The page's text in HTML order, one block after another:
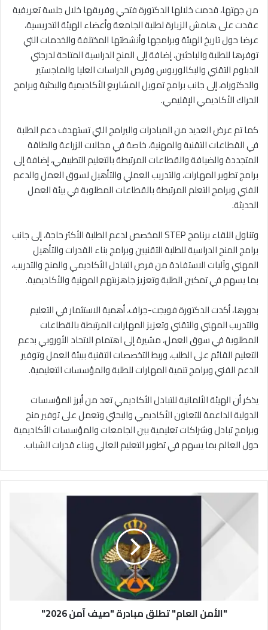
من جهتها، قدمت خلالها الدكتورة فتحي وفريقها خلال جلسة تعريفية
عقدت على هامش الزيارة لطلبة الجامعة وأعضاء الهيئة التدريسية،
عرضا حول تاريخ الهيئة وبرامجها وأنشطتها المختلفة والخدمات التي
توفرها للطلبة والباحثين، إضافة إلى المنح الدراسية المتاحة لدرجتي
الدبلوم التقني والبكالوريوس وفرص الدراسات العليا والماجستير
والدكتوراه، إلى جانب برامج تمويل المشاريع الأكاديمية والبحثية وبرامج
الحراك الأكاديمي الإقليمي.
كما تم عرض العديد من المبادرات والبرامج التي تستهدف دعم الطلبة
في القطاعات التقنية والمهنية، خاصة في مجالات الزراعة والطاقة
المتجددة والضيافة والقطاعات المرتبطة بالتعليم التطبيقي، إضافة إلى
برامج تطوير المهارات، والتدريب العملي والتأهيل لسوق العمل والدعم
الفني وبرامج التعلم المرتبطة بالقطاعات المطلوبة في بيئة العمل
الحديثة.
وتناول اللقاء برنامج STEP المخصص لدعم الطلبة الأكثر حاجة، إلى جانب
برامج المنح الدراسية للطلبة التقنيين وبرامج بناء القدرات والتأهيل
المهني وآليات الاستفادة من فرص التبادل الأكاديمي والمنح والتدريب،
بما يسهم في تمكين الطلبة وتعزيز جاهزيتهم المهنية والأكاديمية.
بدورها، أكدت الدكتورة فويجت-جراف، أهمية الاستثمار في التعليم
والتدريب المهني والتقني وتعزيز المهارات المرتبطة بالقطاعات
المطلوبة في سوق العمل، مشيرة إلى اهتمام الاتحاد الأوروبي بدعم
التعليم القائم على الطلب، وربط التخصصات التقنية ببيئة العمل وتوفير
الدعم الفني وبرامج تنمية المهارات للطلبة والمؤسسات التعليمية.
يذكر أن الهيئة الألمانية للتبادل الأكاديمي تعد من أبرز المؤسسات
الدولية الداعمة للتعاون الأكاديمي والبحثي وتعمل على توفير منح
وبرامج تبادل وشراكات تعليمية بين الجامعات والمؤسسات الأكاديمية
حول العالم بما يسهم في تطوير التعليم العالي وبناء قدرات الشباب.
"الأمن العام" تطلق مبادرة "صيف آمن 2026"